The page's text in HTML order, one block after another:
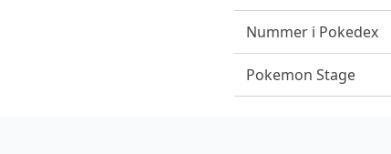
Nummer i Pokedex
Pokemon Stage